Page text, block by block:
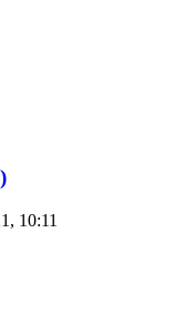
10:11